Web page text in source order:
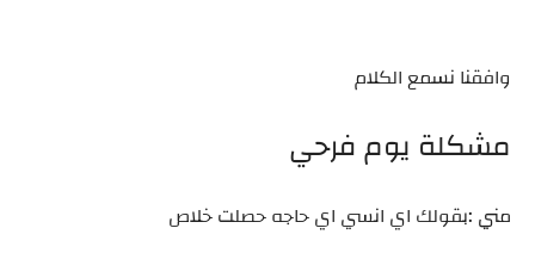
وافقنا نسمع الكلام
مشكلة يوم فرحي
مني :بقولك اي انسي اي حاجه حصلت خلاص